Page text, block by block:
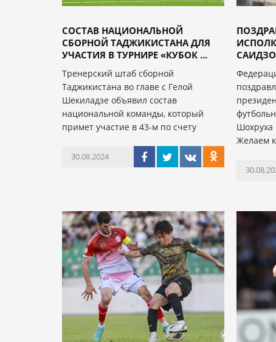
СОСТАВ НАЦИОНАЛЬНОЙ
СБОРНОЙ ТАДЖИКИСТАНА ДЛЯ
УЧАСТИЯ В ТУРНИРЕ «КУБОК ...
Тренерский штаб сборной
Таджикистана во главе с Гелой
Шекиладзе объявил состав
национальной команды, который
примет участие в 43-м по счету
30.08.2024
Шохруха
Желаем